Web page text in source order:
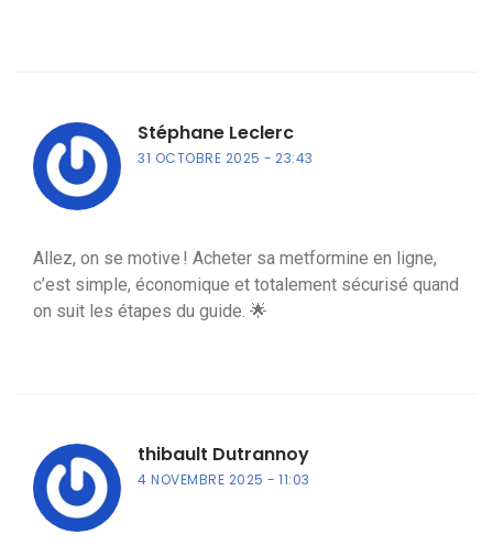
Stéphane Leclerc
31 OCTOBRE 2025 23:43
Allez, on se motive ! Acheter sa metformine en ligne,
c’est simple, économique et totalement sécurisé quand
on suit les étapes du guide. 🌟
thibault Dutrannoy
4 NOVEMBRE 2025 11:03